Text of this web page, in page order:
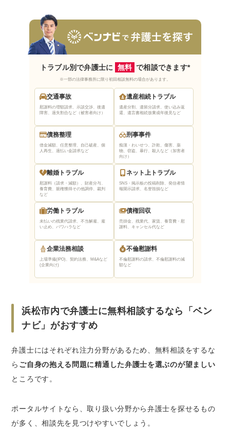
トラブル別で弁護士に 無料 で相談できます*
※一部の法律事務所に限り初回相談無料の場合があります。
交通事故
慰謝料の増額請求、示談交渉、後遺
障害、過失割合など（被害者向け）
遺産相続トラブル
遺産分割、遺留分請求、使い込み返
還、遺言書相続放棄成年後見など
債務整理
借金減額、任意整理、自己破産、個
人再生、過払い金請求など
刑事事件
痴漢・わいせつ、詐欺、傷害、薬
物、窃盗、暴行、殺人など（加害者
向け）
離婚トラブル
慰謝料（請求・減額）、財産分与、
養育費、親権獲得その他調停、裁判
など
ネット上トラブル
SNS・掲示板の投稿削除、発信者情
報開示請求、名誉毀損など
労働トラブル
未払いの残業代請求、不当解雇、雇
い止め、パワハラなど
債権回収
売掛金、残業代、家賃、養育費・慰
謝料、キャンセル代など
企業法務相談
上場準備(IPO)、契約法務、M&Aなど
(企業向け)
不倫慰謝料
不倫慰謝料の請求、不倫慰謝料の減
額など
浜松市内で弁護士に無料相談するなら「ベン
ナビ」がおすすめ
弁護士にはそれぞれ注力分野があるため、無料相談をするな
ら ご自身の抱える問題に精通した弁護士を選ぶのが望ましい
ところです。
ポータルサイトなら、取り扱い分野から弁護士を探せるもの
が多く、相談先を見つけやすいでしょう。